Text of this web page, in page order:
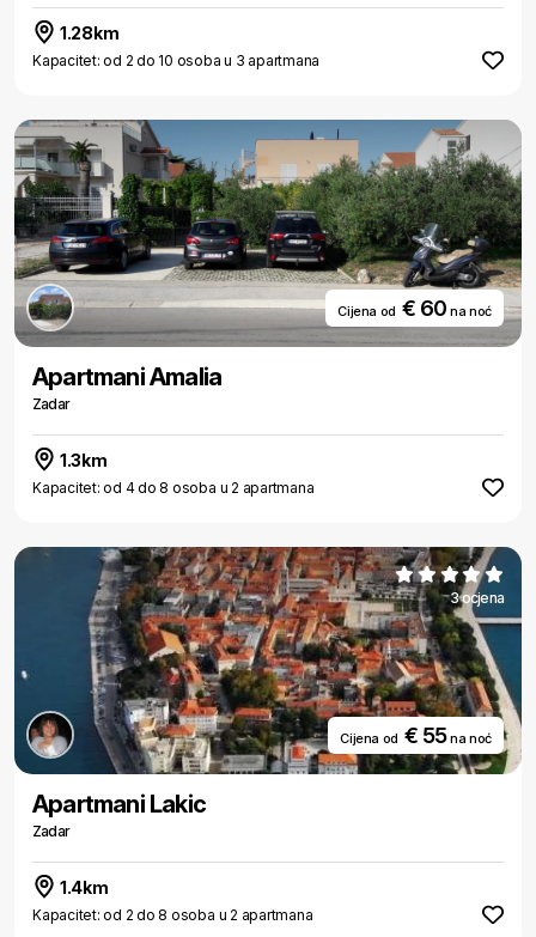
1.28km
Kapacitet: od 2 do 10 osoba u 3 apartmana
Cijena od € 60na noć
Apartmani Amalia
Zadar
1.3km
Kapacitet: od 4 do 8 osoba u 2 apartmana
3 ocjena
Cijena od € 55na noć
Apartmani Lakic
Zadar
1.4km
Kapacitet: od 2 do 8 osoba u 2 apartmana